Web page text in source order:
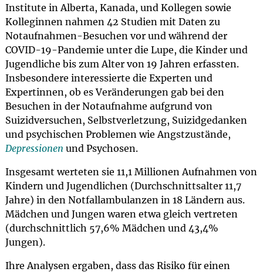
Institute in Alberta, Kanada, und Kollegen sowie
Kolleginnen nahmen 42 Studien mit Daten zu
Notaufnahmen-Besuchen vor und während der
COVID-19-Pandemie unter die Lupe, die Kinder und
Jugendliche bis zum Alter von 19 Jahren erfassten.
Insbesondere interessierte die Experten und
Expertinnen, ob es Veränderungen gab bei den
Besuchen in der Notaufnahme aufgrund von
Suizidversuchen, Selbstverletzung, Suizidgedanken
und psychischen Problemen wie Angstzustände,
Depressionen und Psychosen.
Insgesamt werteten sie 11,1 Millionen Aufnahmen von
Kindern und Jugendlichen (Durchschnittsalter 11,7
Jahre) in den Notfallambulanzen in 18 Ländern aus.
Mädchen und Jungen waren etwa gleich vertreten
(durchschnittlich 57,6% Mädchen und 43,4%
Jungen).
Ihre Analysen ergaben, dass das Risiko für einen